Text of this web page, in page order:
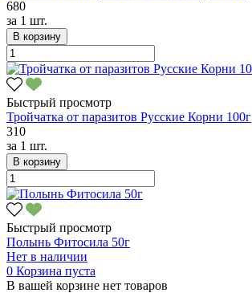
680
за 1 шт.
В корзину
Быстрый просмотр
Тройчатка от паразитов Русские Корни 100г
310
за 1 шт.
В корзину
Быстрый просмотр
Полынь Фитосила 50г
Нет в наличии
0 Корзина пуста
В вашей корзине нет товаров